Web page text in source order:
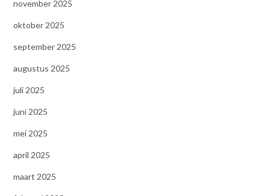
november 2025
oktober 2025
september 2025
augustus 2025
juli 2025
juni 2025
mei 2025
april 2025
maart 2025